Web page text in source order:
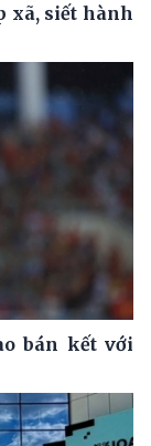
xã, siết hành
bán kết với